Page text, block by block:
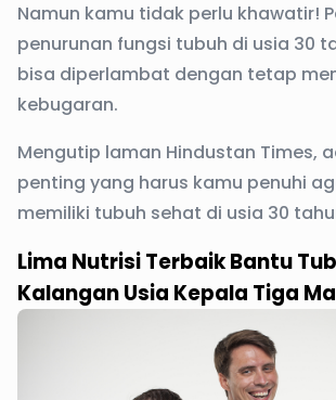
Namun kamu tidak perlu khawatir!
penurunan fungsi tubuh di usia 30
bisa diperlambat dengan tetap
kebugaran.
Mengutip laman Hindustan Times,
penting yang harus kamu penuhi
memiliki tubuh sehat di usia 30
Lima Nutrisi Terbaik Bantu
Kalangan Usia Kepala Tiga